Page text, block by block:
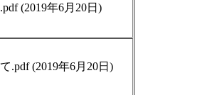
(2019年6月20日)
.pdf (2019年6月20日)